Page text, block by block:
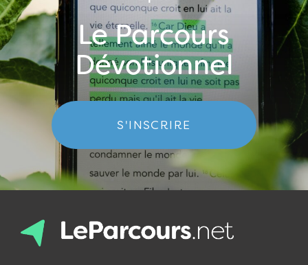
Le Parcours
Dévotionnel
S'INSCRIRE